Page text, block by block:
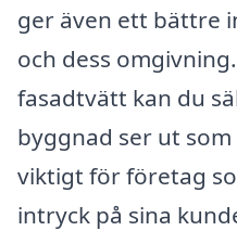
ger även ett bättre
och dess
fasadtvätt kan du
byggnad ser ut
viktigt för företag
intryck på sina